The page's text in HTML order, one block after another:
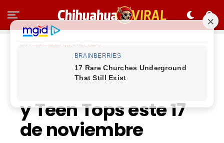
ENTRETENIMIENTO
Listo el concierto de
y Teen Tops este 17
de noviembre